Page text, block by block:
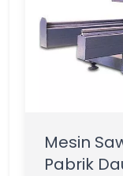
Mesin
Pabrik